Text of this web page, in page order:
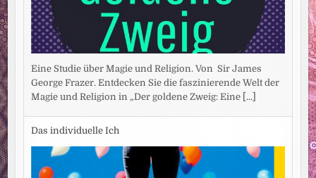
Eine Studie über Magie und Religion. Von Sir James
George Frazer. Entdecken Sie die faszinierende Welt der
Magie und Religion in „Der goldene Zweig: Eine [...]
Das individuelle Ich